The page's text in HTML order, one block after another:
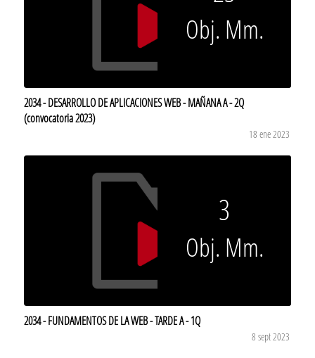
Obj. Mm.
2034 - DESARROLLO DE APLICACIONES WEB - MAÑANA A - 2Q
(convocatoria 2023)
18 ene 2023
3
Obj. Mm.
2034 - FUNDAMENTOS DE LA WEB - TARDE A - 1Q
8 sept 2023